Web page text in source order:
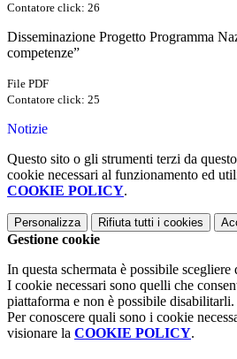
Contatore click: 26
Disseminazione Progetto Programma
competenze”
File PDF
Contatore click: 25
Notizie
Questo sito o gli strumenti terzi da
cookie necessari al funzionamento ed
COOKIE POLICY.
Personalizza Rifiuta tutti i cookies
Gestione cookie
In questa schermata è possibile
I cookie necessari sono quelli che
piattaforma e non è possibile disabilitarli.
Per conoscere quali sono i cookie
visionare la COOKIE POLICY.